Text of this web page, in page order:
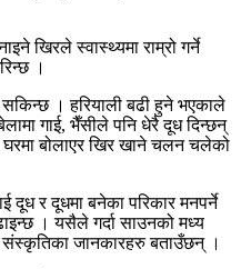
खिरले स्वास्थ्यमा राम्रो गर्ने
।
सकिन्छ । हरियाली बढी हुने भएकाले
गाई, भैँसीले पनि धेरै दूध दिन्छन्
घरमा बोलाएर खिर खाने चलन चलेको
दूध र दूधमा बनेका परिकार मनपर्ने
। यसैले गर्दा साउनको मध्य
जानकारहरु बताउँछन् ।